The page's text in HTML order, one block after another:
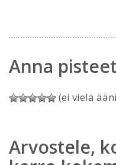
Anna pisteet
(ei vielä
Arvostele,